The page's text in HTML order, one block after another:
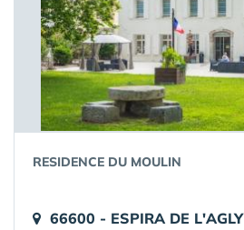
RESIDENCE DU MOULIN
66600 - ESPIRA DE L'AGLY